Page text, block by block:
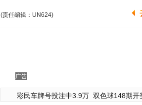
(责任编辑：UN624)
广告
彩民车牌号投注中3.9万 双色球148期开